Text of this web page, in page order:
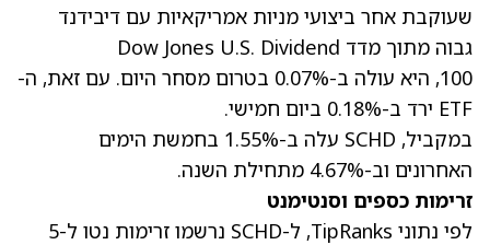
שעוקבת אחר ביצועי מניות אמריקאיות עם דיבידנד
גבוה מתוך מדד Dow Jones U.S. Dividend
100, היא עולה ב-0.07% בטרום מסחר היום. עם זאת, ה-
ETF ירד ב-0.18% ביום חמישי.
במקביל, SCHD עלה ב-1.55% בחמשת הימים
האחרונים וב-4.67% מתחילת השנה.
זרימות כספים וסנטימנט
לפי נתוני TipRanks, ל-SCHD נרשמו זרימות נטו ל-5